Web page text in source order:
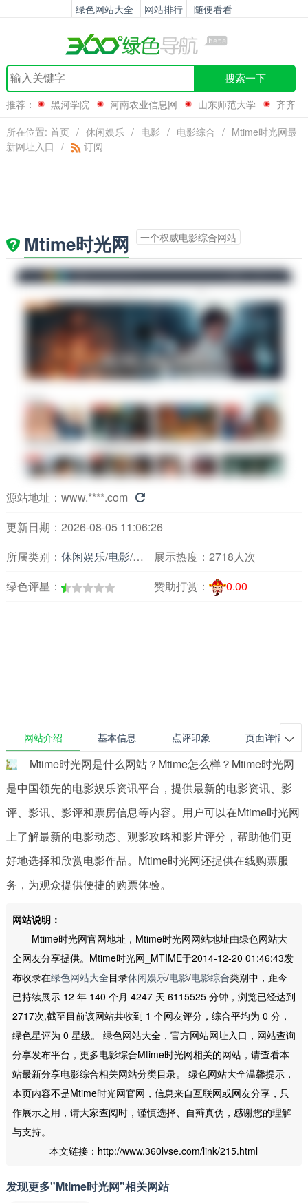
绿色网站大全 网站排行 随便看看
搜索一下
推荐： 黑河学院 河南农业信息网 山东师范大学
齐齐
所在位置: 首页 / 休闲娱乐 / 电影 / 电影综合 / Mtime时光网最
新网址入口 / 订阅
Mtime时光网 一个权威电影综合网站
源站地址： www.****.com 
更新日期：2026-08-05 11:06:26
所属类别： 休闲娱乐/电影/电影综合展示热度： 2718人次
绿色评星：
赞助打赏： 0.00
网站介绍 基本信息 点评印象 页面详情 
Mtime时光网是什么网站？Mtime怎么样？Mtime时光网
是中国领先的电影娱乐资讯平台，提供最新的电影资讯、影
评、影讯、影评和票房信息等内容。用户可以在Mtime时光网
上了解最新的电影动态、观影攻略和影片评分，帮助他们更
好地选择和欣赏电影作品。Mtime时光网还提供在线购票服
务，为观众提供便捷的购票体验。
网站说明：
Mtime时光网官网地址，Mtime时光网网站地址由绿色网站大
全网友分享提供。Mtime时光网_MTIME于2014-12-20 01:46:43发
布收录在绿色网站大全目录休闲娱乐/电影/电影综合类别中，距今
已持续展示 12 年 140 个月 4247 天 6115525 分钟，浏览已经达到
2717次,截至目前该网站共收到 1 个网友评分，综合平均为 0 分，
绿色星评为 0 星级。 绿色网站大全，官方网站网址入口，网站查询
分享发布平台，更多电影综合Mtime时光网相关的网站，请查看本
站最新分享电影综合相关网站分类目录。 绿色网站大全温馨提示，
本页内容不是Mtime时光网官网，信息来自互联网或网友分享，只
作展示之用，请大家查阅时，谨慎选择、自辩真伪，感谢您的理解
与支持。
本文链接：http://www.360lvse.com/link/215.html
发现更多"Mtime时光网"相关网站